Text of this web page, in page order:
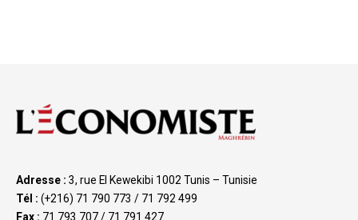
Adresse : 3, rue El Kewekibi 1002 Tunis – Tunisie
Tél : (+216) 71 790 773 / 71 792 499
Fax : 71 793 707 / 71 791 427